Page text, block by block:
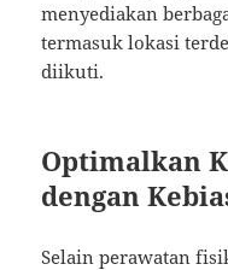
menyediakan
termasuk lokasi
diikuti.
Optimalkan
dengan
Selain perawatan